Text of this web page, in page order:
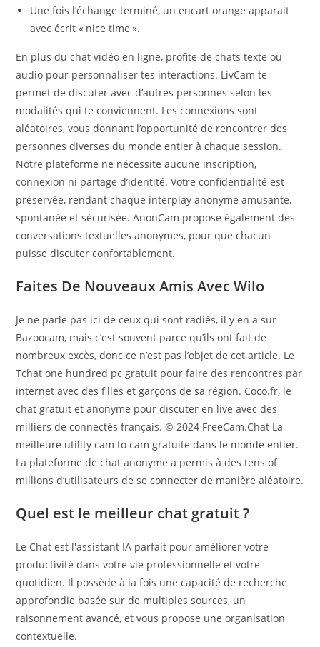
Une fois l’échange terminé, un encart orange apparait
avec écrit « nice time ».
En plus du chat vidéo en ligne, profite de chats texte ou
audio pour personnaliser tes interactions. LivCam te
permet de discuter avec d’autres personnes selon les
modalités qui te conviennent. Les connexions sont
aléatoires, vous donnant l’opportunité de rencontrer des
personnes diverses du monde entier à chaque session.
Notre plateforme ne nécessite aucune inscription,
connexion ni partage d’identité. Votre confidentialité est
préservée, rendant chaque interplay anonyme amusante,
spontanée et sécurisée. AnonCam propose également des
conversations textuelles anonymes, pour que chacun
puisse discuter confortablement.
Faites De Nouveaux Amis Avec Wilo
Je ne parle pas ici de ceux qui sont radiés, il y en a sur
Bazoocam, mais c’est souvent parce qu’ils ont fait de
nombreux excès, donc ce n’est pas l’objet de cet article. Le
Tchat one hundred pc gratuit pour faire des rencontres par
internet avec des filles et garçons de sa région. Coco.fr, le
chat gratuit et anonyme pour discuter en live avec des
milliers de connectés français. © 2024 FreeCam.Chat La
meilleure utility cam to cam gratuite dans le monde entier.
La plateforme de chat anonyme a permis à des tens of
millions d’utilisateurs de se connecter de manière aléatoire.
Quel est le meilleur chat gratuit ?
Le Chat est l'assistant IA parfait pour améliorer votre
productivité dans votre vie professionnelle et votre
quotidien. Il possède à la fois une capacité de recherche
approfondie basée sur de multiples sources, un
raisonnement avancé, et vous propose une organisation
contextuelle.